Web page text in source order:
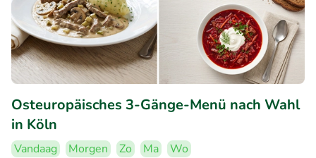
Osteuropäisches 3-Gänge-Menü nach Wahl
in Köln
Vandaag Morgen Zo Ma
Wo